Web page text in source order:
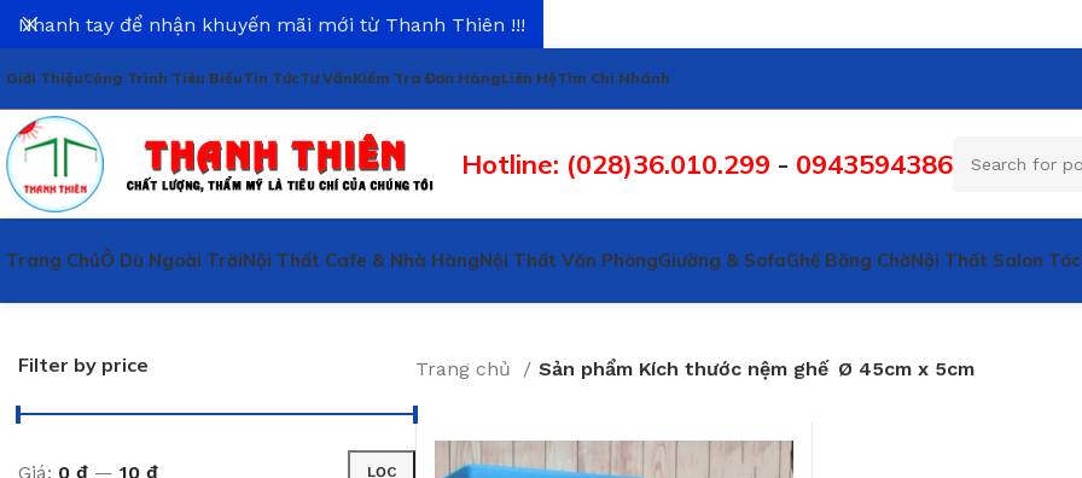
Giới ThiệuCông Trình Tiêu BiểuTin TứcTư VấnKiểm Tra Đơn HàngLiên HệTìm Chi Nhánh
Hotline: (028)36.010.299 - 0943594386
Trang ChủÔ Dù Ngoài TrờiNội Thất Cafe & Nhà HàngNội Thất Văn PhòngGiường & SofaGhế Băng ChờNội Thất Salon Tóc
Filter by price
LỌC
Giá: 0 ₫ — 10 ₫
Trang chủ Sản phẩm Kích thước nệm ghế Ø 45cm x 5cm
Nhanh tay để nhận khuyến mãi mới từ Thanh Thiên !!!